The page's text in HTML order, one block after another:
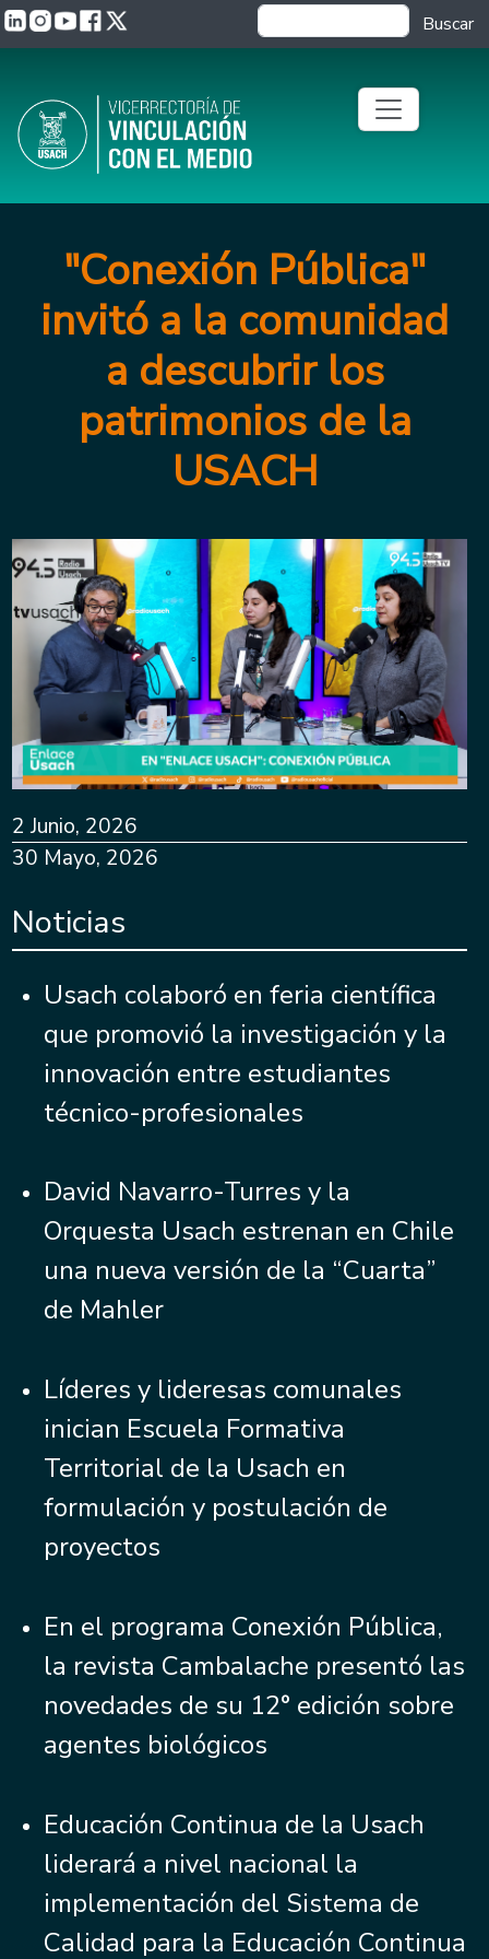
Pasar al contenido principalBuscar
"Conexión Pública"
invitó a la comunidad
a descubrir los
patrimonios de la
USACH
2 Junio, 2026
30 Mayo, 2026
Noticias
Usach colaboró en feria científica
que promovió la investigación y la
innovación entre estudiantes
técnico-profesionales
David Navarro-Turres y la
Orquesta Usach estrenan en Chile
una nueva versión de la “Cuarta”
de Mahler
Líderes y lideresas comunales
inician Escuela Formativa
Territorial de la Usach en
formulación y postulación de
proyectos
En el programa Conexión Pública,
la revista Cambalache presentó las
novedades de su 12° edición sobre
agentes biológicos
Educación Continua de la Usach
liderará a nivel nacional la
implementación del Sistema de
Calidad para la Educación Continua